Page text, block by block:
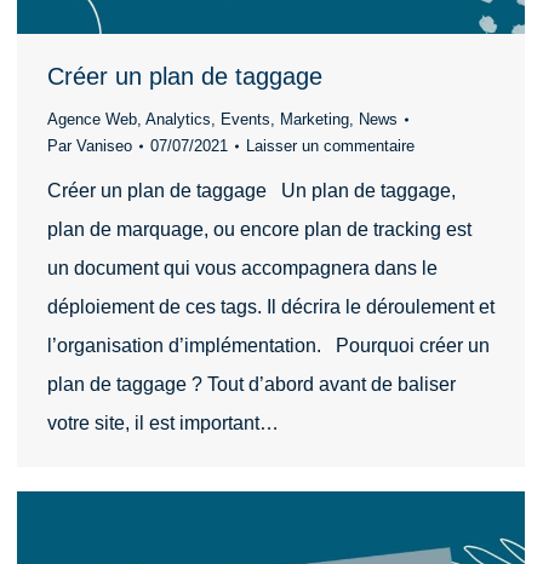
Créer un plan de taggage
Agence Web, Analytics, Events, Marketing, News
Par Vaniseo 07/07/2021 Laisser un commentaire
Créer un plan de taggage Un plan de taggage,
plan de marquage, ou encore plan de tracking est
un document qui vous accompagnera dans le
déploiement de ces tags. Il décrira le déroulement et
l’organisation d’implémentation. Pourquoi créer un
plan de taggage ? Tout d’abord avant de baliser
votre site, il est important…